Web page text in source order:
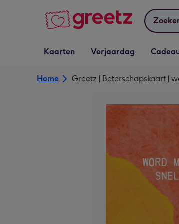
Zoeken
Vervolgkeuzelijst
Kaarten openen
Kaarten
Vervolgkeuzelijst
Verjaardag openen
Verjaardag
Cadeaus
Home Greetz | Beterschapskaart |